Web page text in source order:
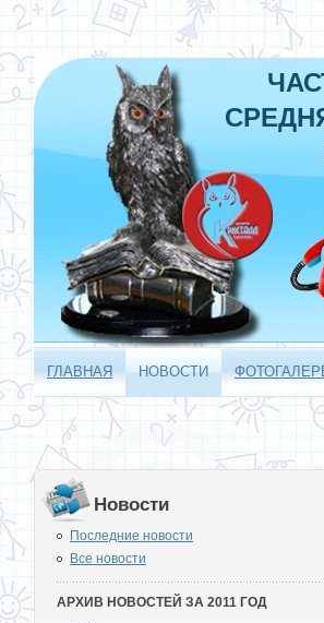
ГЛАВНАЯ НОВОСТИ
Новости
Последние новости
Все новости
АРХИВ НОВОСТЕЙ ЗА 2011 ГОД